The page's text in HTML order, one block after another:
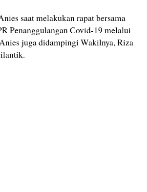
saat melakukan rapat bersama
Penanggulangan Covid-19 melalui
juga didampingi Wakilnya, Riza